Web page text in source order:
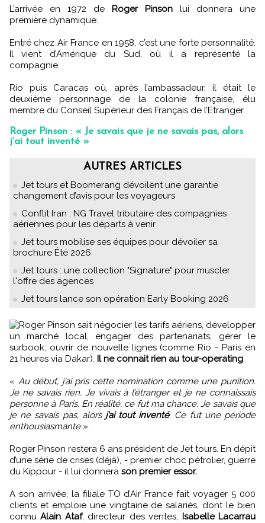
L’arrivée en 1972 de Roger Pinson lui donnera une
première dynamique.
Entré chez Air France en 1958, c’est une forte personnalité.
Il vient d’Amérique du Sud, où il a représenté la
compagnie.
Rio puis Caracas où, après l’ambassadeur, il était le
deuxième personnage de la colonie française, élu
membre du Conseil Supérieur des Français de l’Etranger.
Roger Pinson : « Je savais que je ne savais pas, alors
j’ai tout inventé »
AUTRES ARTICLES
Jet tours et Boomerang dévoilent une garantie
changement d’avis pour les voyageurs
Conflit Iran : NG Travel tributaire des compagnies
aériennes pour les départs à venir
Jet tours mobilise ses équipes pour dévoiler sa
brochure Été 2026
Jet tours : une collection "Signature" pour muscler
l'offre des agences
Jet tours lance son opération Early Booking 2026
Roger Pinson sait négocier les tarifs aériens, développer
un marché local, engager des partenariats, gérer le
surbook, ouvrir de nouvelle lignes (comme Rio - Paris en
21 heures via Dakar). Il ne connait rien au tour-operating.
« Au début, j’ai pris cette nomination comme une punition.
Je ne savais rien. Je vivais à l’étranger et je ne connaissais
personne à Paris. En réalité, ce fut ma chance. Je savais que
je ne savais pas, alors j’ai tout inventé. Ce fut une période
enthousiasmante».
Roger Pinson restera 6 ans président de Jet tours. En dépit
d’une série de crises (déjà), - premier choc pétrolier, guerre
du Kippour - il lui donnera son premier essor.
A son arrivée, la filiale TO d’Air France fait voyager 5 000
clients et emploie une vingtaine de salariés, dont le bien
connuAlain Ataf, directeur des ventes,
Isabelle Lacarrau